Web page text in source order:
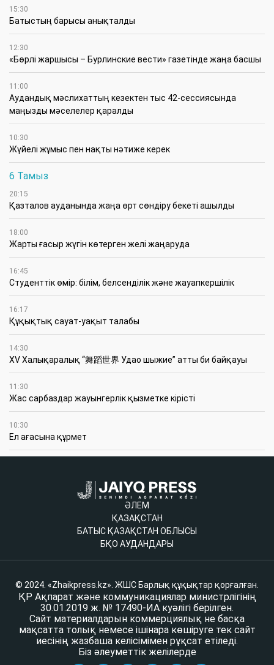
15:30
Батыстың барысы анықталды
12:30
«Бөрлі жаршысы – Бурлинские вести» газетінде жаңа басшы
11:00
Аудандық мәслихаттың кезектен тыс 42-сессиясында
маңызды мәселелер қаралды
10:30
Жүйелі жұмыс пен нақты нәтиже керек
6 Тамыз
20:15
Қазталов ауданында жаңа өрт сөндіру бекеті ашылды
18:00
Жарты ғасыр жүгін көтерген желі жаңаруда
16:45
Студенттік өмір: білім, белсенділік және жауапкершілік
16:17
Құқықтық сауат-уақыт талабы
14:30
XV Халықаралық “舞蹈世界 Удао шыжие” атты би байқауы
11:30
Жас сарбаздар жауынгерлік қызметке кірісті
10:30
Ел ағасына құрмет
ӘЛЕМ
ҚАЗАҚСТАН
БАТЫС ҚАЗАҚСТАН ОБЛЫСЫ
БҚО АУДАНДАРЫ
© 2024. «Zhaikpress.kz». ЖШС Барлық құқықтар қорғалған.
ҚР Ақпарат және коммуникациялар министрлігінің
30.01.2019 ж. № 17490-ИА куәлігі берілген.
Сайт материалдарын коммерциялық не басқа
мақсатта толық немесе ішінара көшіруге тек сайт
иесінің жазбаша келісімімен рұқсат етіледі.
Біз әлеуметтік желілерде